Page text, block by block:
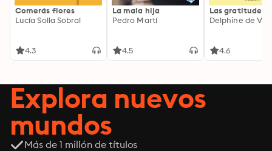
Comerás flores
Lucía Solla Sobral
4.3
La mala hija
Pedro Martí
4.5
Las gratitudes
Delphine de
4.6
Explora nuevos
mundos
Más de 1 millón de títulos